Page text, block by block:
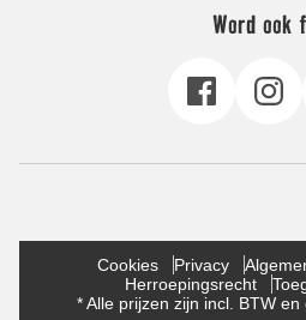
Word ook
Cookies Privacy
Herroepingsrecht
* Alle prijzen zijn incl. BTW en